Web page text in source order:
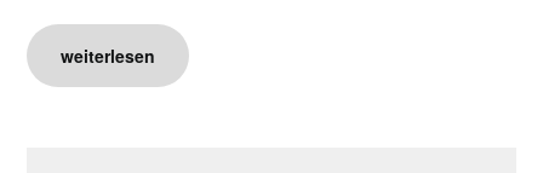
weiterlesen